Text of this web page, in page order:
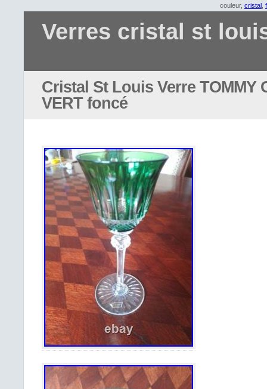
couleur, cristal
Verres cristal st
Cristal St Louis Verre TOMMY
VERT foncé